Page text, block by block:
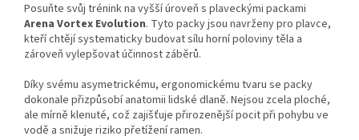
Posuňte svůj trénink na vyšší úroveň s plaveckými packami
Arena Vortex Evolution. Tyto packy jsou navrženy pro plavce,
kteří chtějí systematicky budovat sílu horní poloviny těla a
zároveň vylepšovat účinnost záběrů.
Díky svému asymetrickému, ergonomickému tvaru se packy
dokonale přizpůsobí anatomii lidské dlaně. Nejsou zcela ploché,
ale mírně klenuté, což zajišťuje přirozenější pocit při pohybu ve
vodě a snižuje riziko přetížení ramen.